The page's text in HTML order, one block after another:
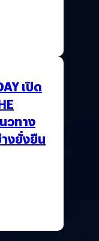
เปิด
วทาง
งยั่งยืน